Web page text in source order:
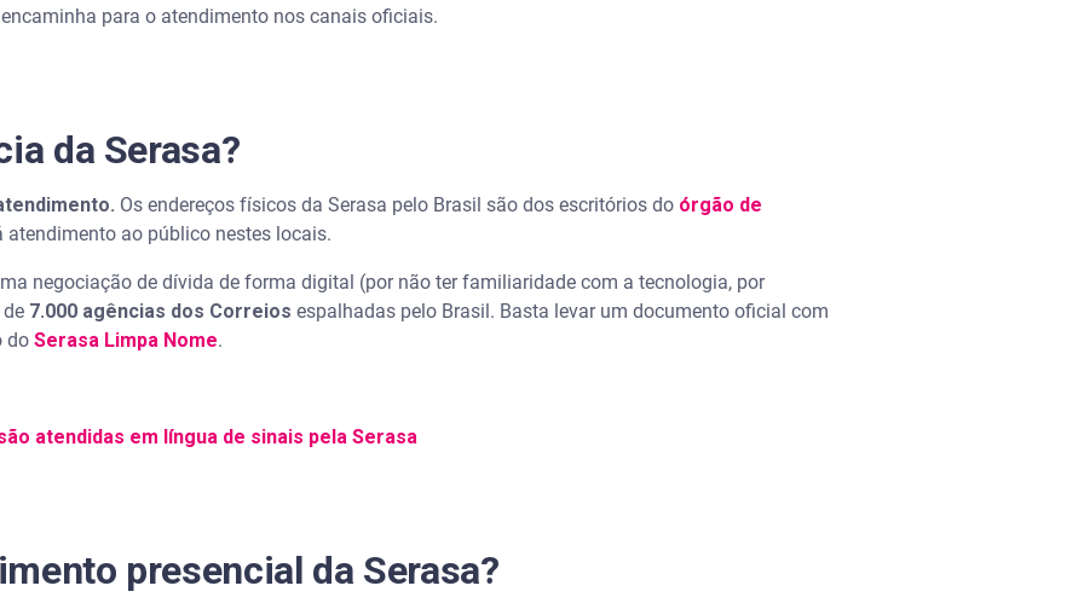
para o atendimento nos canais oficiais.
da Serasa?
Os endereços físicos da Serasa pelo Brasil são dos escritórios do órgão de
atendimento ao público nestes locais.
negociação de dívida de forma digital (por não ter familiaridade com a tecnologia, por
7.000 agências dos Correios espalhadas pelo Brasil. Basta levar um documento oficial com
do Serasa Limpa Nome.
atendidas em língua de sinais pela Serasa
presencial da Serasa?